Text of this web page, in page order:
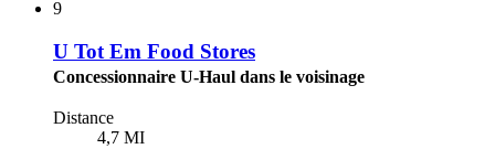
9
U Tot Em Food Stores
Concessionnaire U-Haul dans le voisinage
Distance
4,7 MI